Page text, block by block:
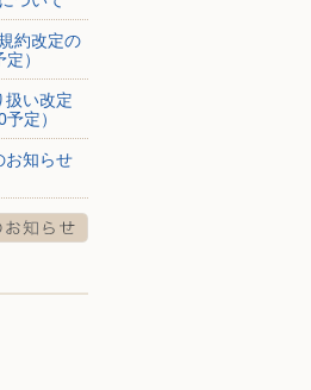
約改定の
）
扱い改定
定）
お知らせ